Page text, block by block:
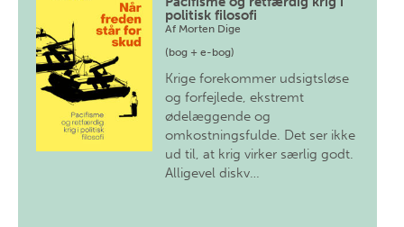
politisk filosofi
Af Morten Dige
(bog + e-bog)
Krige forekommer udsigtsløse
og forfejlede, ekstremt
ødelæggende og
omkostningsfulde. Det ser ikke
ud til, at krig virker særlig godt.
Alligevel diskv…